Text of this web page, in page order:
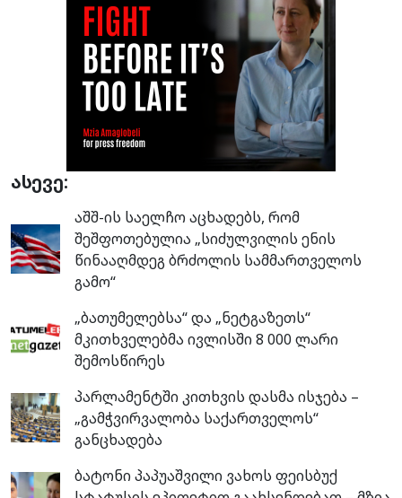
ასევე:
აშშ-ის საელჩო აცხადებს, რომ
შეშფოთებულია „სიძულვილის ენის
წინააღმდეგ ბრძოლის სამმართველოს
გამო“
„ბათუმელებსა“ და „ნეტგაზეთს“
მკითხველებმა ივლისში 8 000 ლარი
შემოსწირეს
პარლამენტში კითხვის დასმა ისჯება –
„გამჭვირვალობა საქართველოს“
განცხადება
ბატონი პაპუაშვილი ვახოს ფეისბუქ